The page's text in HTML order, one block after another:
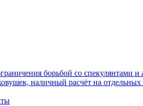
борьбой со спекулянтами
наличный расчёт на